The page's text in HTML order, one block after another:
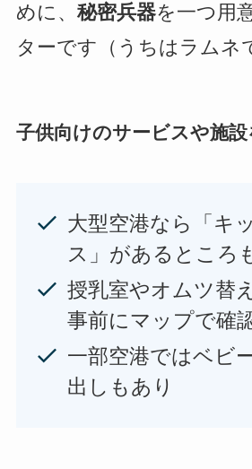
めに、 秘密兵器を一つ用
ターです（うちはラムネ
子供向けのサービスや施設
大型空港なら「キ
ス」があるところ
授乳室やオムツ替
事前にマップで確
一部空港ではベビ
出しもあり